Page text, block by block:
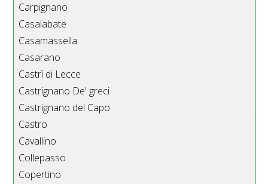
Carpignano
Casalabate
Casamassella
Casarano
Castrì di Lecce
Castrignano De' greci
Castrignano del Capo
Castro
Cavallino
Collepasso
Copertino